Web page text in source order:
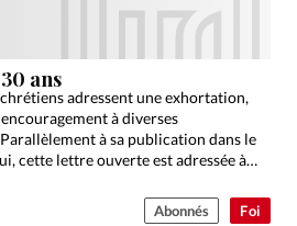
Foi
ans
adressent une exhortation,
à diverses
à sa publication dans le
cette lettre ouverte est adressée à
Abonnés